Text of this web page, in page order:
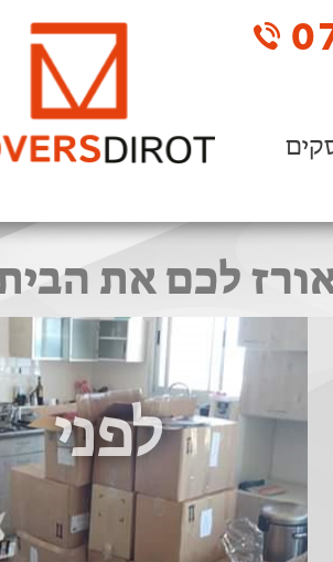
לכם את
לפני